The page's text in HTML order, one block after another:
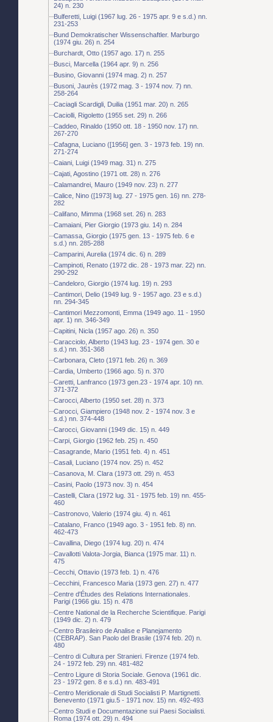
24) n. 230
Bulferetti, Luigi (1967 lug. 26 - 1975 apr. 9 e s.d.) nn.
231-253
Bund Demokratischer Wissenschaftler. Marburgo
(1974 giu. 26) n. 254
Burchardt, Otto (1957 ago. 17) n. 255
Busci, Marcella (1964 apr. 9) n. 256
Busino, Giovanni (1974 mag. 2) n. 257
Busoni, Jaurès (1972 mag. 3 - 1974 nov. 7) nn.
258-264
Caciagli Scardigli, Duilia (1951 mar. 20) n. 265
Caciolli, Rigoletto (1955 set. 29) n. 266
Caddeo, Rinaldo (1950 ott. 18 - 1950 nov. 17) nn.
267-270
Cafagna, Luciano ([1956] gen. 3 - 1973 feb. 19) nn.
271-274
Caiani, Luigi (1949 mag. 31) n. 275
Cajati, Agostino (1971 ott. 28) n. 276
Calamandrei, Mauro (1949 nov. 23) n. 277
Calice, Nino ([1973] lug. 27 - 1975 gen. 16) nn. 278-
282
Califano, Mimma (1968 set. 26) n. 283
Camaiani, Pier Giorgio (1973 giu. 14) n. 284
Camassa, Giorgio (1975 gen. 13 - 1975 feb. 6 e
s.d.) nn. 285-288
Camparini, Aurelia (1974 dic. 6) n. 289
Campinoti, Renato (1972 dic. 28 - 1973 mar. 22) nn.
290-292
Candeloro, Giorgio (1974 lug. 19) n. 293
Cantimori, Delio (1949 lug. 9 - 1957 ago. 23 e s.d.)
nn. 294-345
Cantimori Mezzomonti, Emma (1949 ago. 11 - 1950
apr. 1) nn. 346-349
Capitini, Nicla (1957 ago. 26) n. 350
Caracciolo, Alberto (1943 lug. 23 - 1974 gen. 30 e
s.d.) nn. 351-368
Carbonara, Cleto (1971 feb. 26) n. 369
Cardia, Umberto (1966 ago. 5) n. 370
Caretti, Lanfranco (1973 gen.23 - 1974 apr. 10) nn.
371-372
Carocci, Alberto (1950 set. 28) n. 373
Carocci, Giampiero (1948 nov. 2 - 1974 nov. 3 e
s.d.) nn. 374-448
Carocci, Giovanni (1949 dic. 15) n. 449
Carpi, Giorgio (1962 feb. 25) n. 450
Casagrande, Mario (1951 feb. 4) n. 451
Casali, Luciano (1974 nov. 25) n. 452
Casanova, M. Clara (1973 ott. 29) n. 453
Casini, Paolo (1973 nov. 3) n. 454
Castelli, Clara (1972 lug. 31 - 1975 feb. 19) nn. 455-
460
Castronovo, Valerio (1974 giu. 4) n. 461
Catalano, Franco (1949 ago. 3 - 1951 feb. 8) nn.
462-473
Cavallina, Diego (1974 lug. 20) n. 474
Cavallotti Valota-Jorgia, Bianca (1975 mar. 11) n.
475
Cecchi, Ottavio (1973 feb. 1) n. 476
Cecchini, Francesco Maria (1973 gen. 27) n. 477
Centre d'Études des Relations Internationales.
Parigi (1966 giu. 15) n. 478
Centre National de la Recherche Scientifique. Parigi
(1949 dic. 2) n. 479
Centro Brasileiro de Analise e Planejamento
(CEBRAP). San Paolo del Brasile (1974 feb. 20) n.
480
Centro di Cultura per Stranieri. Firenze (1974 feb.
24 - 1972 feb. 29) nn. 481-482
Centro Ligure di Storia Sociale. Genova (1961 dic.
23 - 1972 gen. 8 e s.d.) nn. 483-491
Centro Meridionale di Studi Socialisti P. Martignetti.
Benevento (1971 giu.5 - 1971 nov. 15) nn. 492-493
Centro Studi e Documentazione sui Paesi Socialisti.
Roma (1974 ott. 29) n. 494